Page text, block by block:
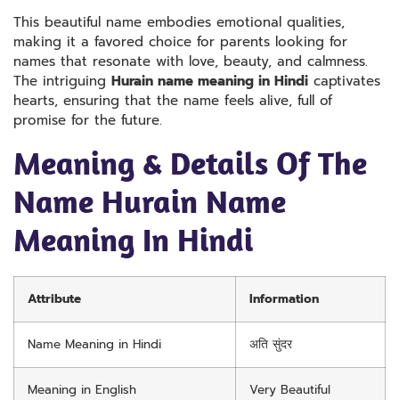
This beautiful name embodies emotional qualities,
making it a favored choice for parents looking for
names that resonate with love, beauty, and calmness.
The intriguing Hurain name meaning in Hindi captivates
hearts, ensuring that the name feels alive, full of
promise for the future.
Meaning & Details Of The
Name Hurain Name
Meaning In Hindi
Attribute Information
Name Meaning in Hindi अति सुंदर
Meaning in English Very Beautiful